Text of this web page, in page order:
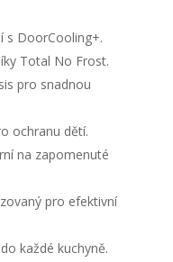
s DoorCooling+.
Total No Frost.
pro snadnou
ochranu dětí.
na zapomenuté
pro efektivní
každé kuchyně.